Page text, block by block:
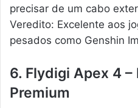
precisar de um cabo
Veredito: Excelente aos
pesados como Genshin
6. Flydigi Apex 4
Premium